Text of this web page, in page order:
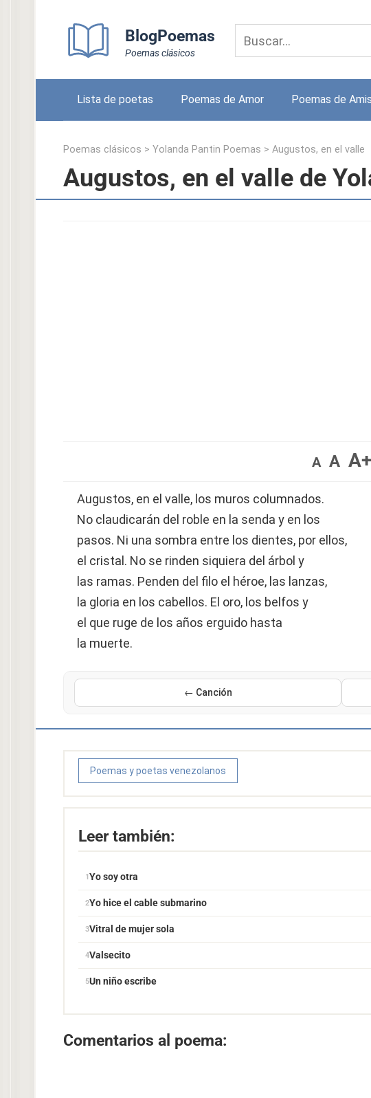
BlogPoemas
Poemas clásicos
Lista de poetas Poemas de Amor Poemas de
Poemas clásicos > Yolanda Pantin Poemas > Augustos, en el valle
Augustos, en el valle de
A A A+
Augustos, en el valle, los muros columnados.
No claudicarán del roble en la senda y en los
pasos. Ni una sombra entre los dientes, por ellos,
el cristal. No se rinden siquiera del árbol y
las ramas. Penden del filo el héroe, las lanzas,
la gloria en los cabellos. El oro, los belfos y
el que ruge de los años erguido hasta
la muerte.
← Canción
Poemas y poetas venezolanos
Leer también:
Yo soy otra
Yo hice el cable submarino
Vitral de mujer sola
Valsecito
Un niño escribe
Comentarios al poema: